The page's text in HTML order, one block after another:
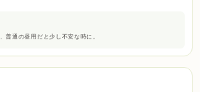
普通の昼用だと少し不安な時に。